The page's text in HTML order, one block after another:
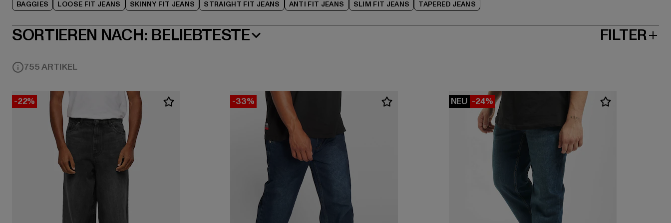
BAGGIES LOOSE FIT JEANS SKINNY FIT JEANS STRAIGHT FIT JEANS ANTI FIT JEANS SLIM FIT JEANS TAPERED JEANS
SORTIEREN NACH: BELIEBTESTE FILTER
755 ARTIKEL
-22% -33% NEU -24%